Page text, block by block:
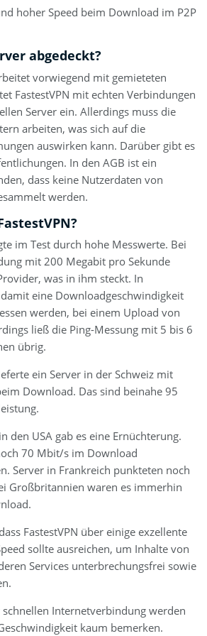
hoher Speed beim Download im P2P
abgedeckt?
vorwiegend mit gemieteten
FastestVPN mit echten Verbindungen
Server ein. Allerdings muss die
arbeiten, was sich auf die
auswirken kann. Darüber gibt es
In den AGB ist ein
dass keine Nutzerdaten von
werden.
im Test durch hohe Messwerte. Bei
mit 200 Megabit pro Sekunde
was in ihm steckt. In
eine Downloadgeschwindigkeit
werden, bei einem Upload von
ließ die Ping-Messung mit 5 bis 6
übrig.
ein Server in der Schweiz mit
Download. Das sind beinahe 95
den USA gab es eine Ernüchterung.
70 Mbit/s im Download
Server in Frankreich punkteten noch
Großbritannien waren es immerhin
FastestVPN über einige exzellente
sollte ausreichen, um Inhalte von
Services unterbrechungsfrei sowie
Internetverbindung werden
kaum bemerken.